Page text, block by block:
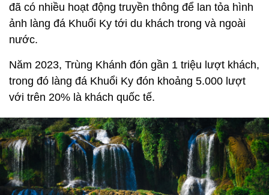
đã có nhiều hoạt động truyền thông để lan tỏa hình
ảnh làng đá Khuổi Ky tới du khách trong và ngoài
nước.
Năm 2023, Trùng Khánh đón gần 1 triệu lượt khách,
trong đó làng đá Khuổi Ky đón khoảng 5.000 lượt
với trên 20% là khách quốc tế.